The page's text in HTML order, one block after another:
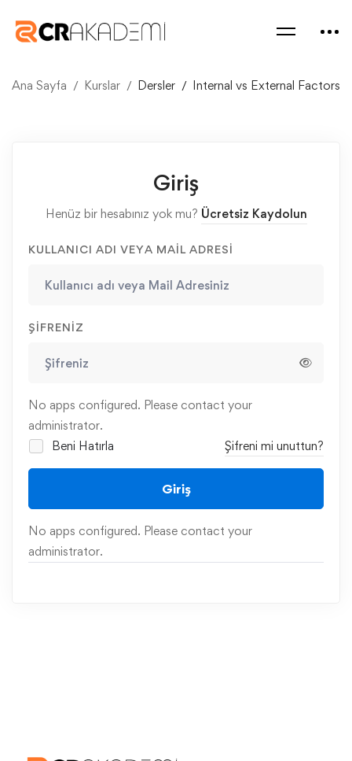
Ana Sayfa Kurslar Dersler Internal vs External Factors
Giriş
Henüz bir hesabınız yok mu? Ücretsiz Kaydolun
KULLANICI ADI VEYA MAIL ADRESI
ŞIFRENIZ
No apps configured. Please contact your
administrator.
Beni Hatırla
Şifreni mi unuttun?
Giriş
No apps configured. Please contact your
administrator.